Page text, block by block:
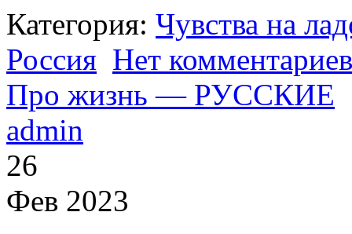
Категория: Чувства на
Россия Нет комментариев
Про жизнь — РУССКИЕ
admin
26
Фев 2023